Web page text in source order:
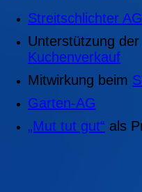
Streitschlichter AG
Unterstützung
Kuchenverkauf
Mitwirkung beim
Garten-AG
„Mut tut gut“ als